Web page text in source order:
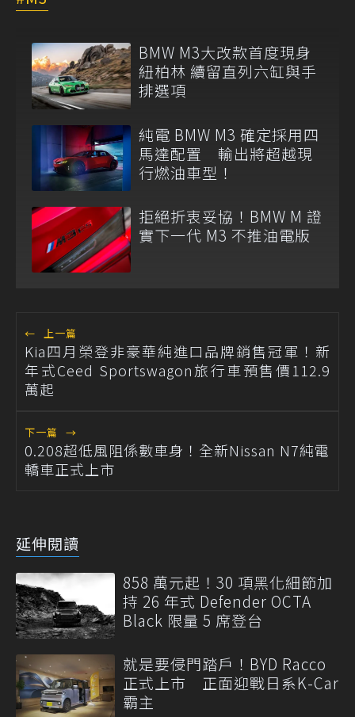
BMW M3大改款首度現身
紐柏林 續留直列六缸與手
排選項
純電 BMW M3 確定採用四
馬達配置 輸出將超越現
行燃油車型！
拒絕折衷妥協！BMW M 證
實下一代 M3 不推油電版
← 上一篇
Kia四月榮登非豪華純進口品牌銷售冠軍！新
年式Ceed Sportswagon旅行車預售價112.9
萬起
下一篇 →
0.208超低風阻係數車身！全新Nissan N7純電
轎車正式上市
延伸閱讀
858 萬元起！30 項黑化細節加
持 26 年式 Defender OCTA
Black 限量 5 席登台
就是要侵門踏戶！BYD Racco
正式上市 正面迎戰日系K-Car
霸主